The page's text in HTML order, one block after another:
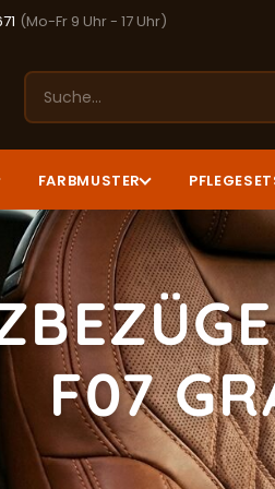
(Mo-Fr 9 Uhr - 17 Uhr)
FARBMUSTER
F07